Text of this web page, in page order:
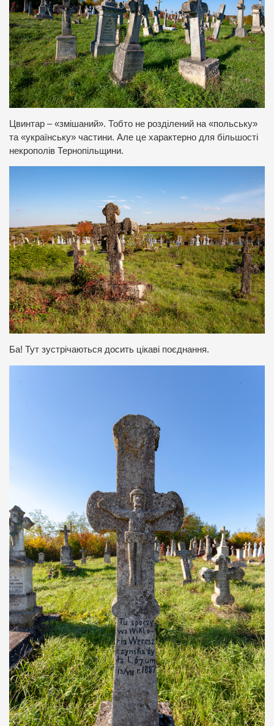
Цвинтар – «змішаний». Тобто не розділений на «польську»
та «українську» частини. Але це характерно для більшості
некрополів Тернопільщини.
Ба! Тут зустрічаються досить цікаві поєднання.